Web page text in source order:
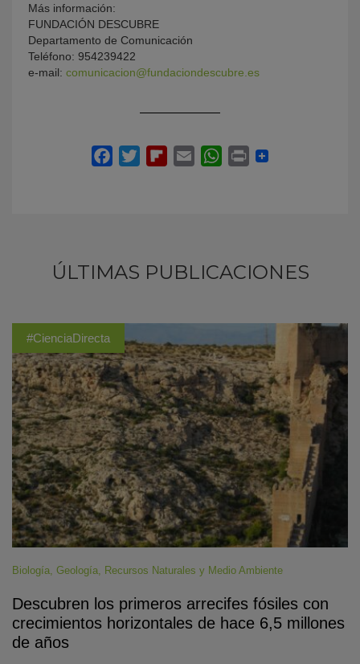
Más información:
FUNDACIÓN DESCUBRE
Departamento de Comunicación
Teléfono: 954239422
e-mail: comunicacion@fundaciondescubre.es
ÚLTIMAS PUBLICACIONES
#CienciaDirecta
Biología Geología Recursos Naturales y Medio Ambiente
Descubren los primeros arrecifes fósiles con
crecimientos horizontales de hace 6,5 millones
de años